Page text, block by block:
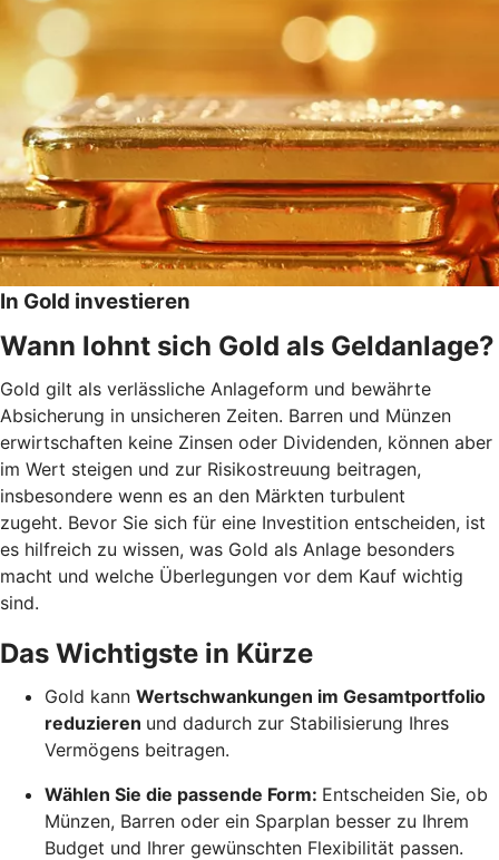
In Gold investieren
Wann lohnt sich Gold als Geldanlage?
Gold gilt als verlässliche Anlageform und bewährte
Absicherung in unsicheren Zeiten. Barren und Münzen
erwirtschaften keine Zinsen oder Dividenden, können aber
im Wert steigen und zur Risikostreuung beitragen,
insbesondere wenn es an den Märkten turbulent
zugeht. Bevor Sie sich für eine Investition entscheiden, ist
es hilfreich zu wissen, was Gold als Anlage besonders
macht und welche Überlegungen vor dem Kauf wichtig
sind.
Das Wichtigste in Kürze
Gold kann Wertschwankungen im Gesamtportfolio
reduzieren und dadurch zur Stabilisierung Ihres
Vermögens beitragen.
Wählen Sie die passende Form: Entscheiden Sie, ob
Münzen, Barren oder ein Sparplan besser zu Ihrem
Budget und Ihrer gewünschten Flexibilität passen.